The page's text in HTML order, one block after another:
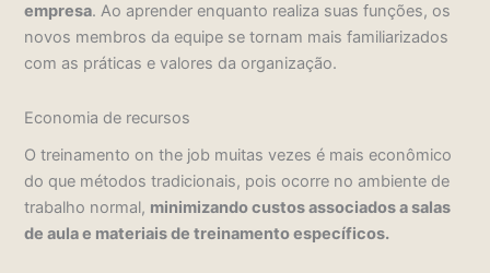
empresa. Ao aprender enquanto realiza suas funções, os
novos membros da equipe se tornam mais familiarizados
com as práticas e valores da organização.
Economia de recursos
O treinamento on the job muitas vezes é mais econômico
do que métodos tradicionais, pois ocorre no ambiente de
trabalho normal, minimizando custos associados a salas
de aula e materiais de treinamento específicos.